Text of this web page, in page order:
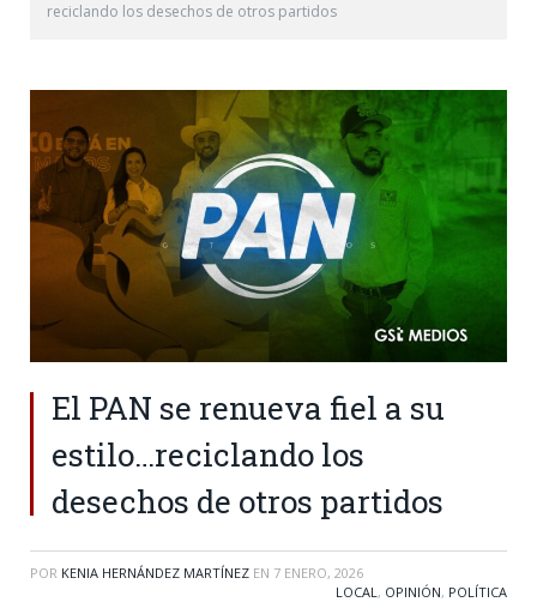
reciclando los desechos de otros partidos
El PAN se renueva fiel a su
estilo…reciclando los
desechos de otros partidos
POR KENIA HERNÁNDEZ MARTÍNEZ EN 7 ENERO, 2026
LOCAL , OPINIÓN, POLÍTICA